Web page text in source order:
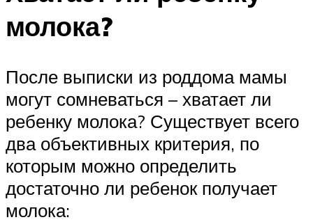
молока?
После выписки из роддома мамы
могут сомневаться – хватает ли
ребенку молока? Существует всего
два объективных критерия, по
которым можно определить
достаточно ли ребенок получает
молока: